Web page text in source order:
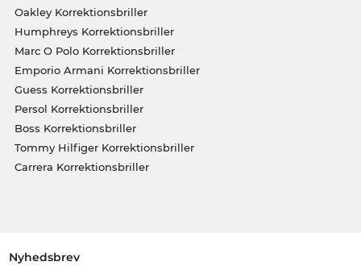
Oakley Korrektionsbriller
Humphreys Korrektionsbriller
Marc O Polo Korrektionsbriller
Emporio Armani Korrektionsbriller
Guess Korrektionsbriller
Persol Korrektionsbriller
Boss Korrektionsbriller
Tommy Hilfiger Korrektionsbriller
Carrera Korrektionsbriller
Nyhedsbrev